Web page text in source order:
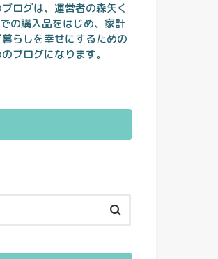
ログは、運営者の森矢く
の購入品をはじめ、家計
らしを幸せにするための
ブログになります。